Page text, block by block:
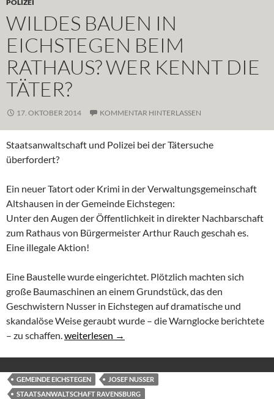
POLIZEI
WILDES BAUEN IN
EICHSTEGEN BEIM
RATHAUS? WER KENNT DIE
TÄTER?
17. OKTOBER 2014 KOMMENTAR HINTERLASSEN
Staatsanwaltschaft und Polizei bei der Tätersuche
überfordert?
Ein neuer Tatort oder Krimi in der Verwaltungsgemeinschaft
Altshausen in der Gemeinde Eichstegen:
Unter den Augen der Öffentlichkeit in direkter Nachbarschaft
zum Rathaus von Bürgermeister Arthur Rauch geschah es.
Eine illegale Aktion!
Eine Baustelle wurde eingerichtet. Plötzlich machten sich
große Baumaschinen an einem Grundstück, das den
Geschwistern Nusser in Eichstegen auf dramatische und
skandalöse Weise geraubt wurde – die Warnglocke berichtete
– zu schaffen.Wildes Bauen in Eichstegen beim Rathaus? Wer
weiterlesen →
GEMEINDE EICHSTEGEN
JOSEF NUSSER
STAATSANWALTSCHAFT RAVENSBURG